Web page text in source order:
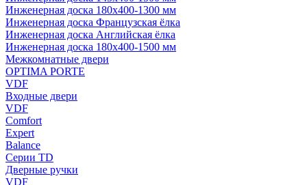
Инженерная доска 180x400-1300 мм
Инженерная доска Французская ёлка
Инженерная доска Английская ёлка
Инженерная доска 180x400-1500 мм
Межкомнатные двери
OPTIMA PORTE
VDF
Входные двери
VDF
Comfort
Expert
Balance
Серии TD
Дверные ручки
VDF